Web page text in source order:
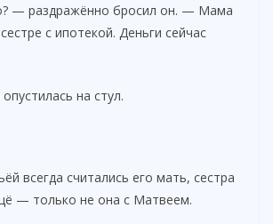
— раздражённо бросил он. — Мама
с ипотекой. Деньги сейчас
на стул.
всегда считались его мать, сестра
— только не она с Матвеем.